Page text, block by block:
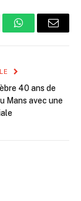
WhatsAppEmail
40 ans de
Mans avec une